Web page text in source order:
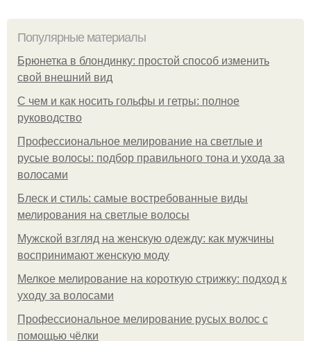
Популярные материалы
Брюнетка в блондинку: простой способ изменить
свой внешний вид
С чем и как носить гольфы и гетры: полное
руководство
Профессиональное мелирование на светлые и
русые волосы: подбор правильного тона и ухода за
волосами
Блеск и стиль: самые востребованные виды
мелирования на светлые волосы
Мужской взгляд на женскую одежду: как мужчины
воспринимают женскую моду
Мелкое мелирование на короткую стрижку: подход к
уходу за волосами
Профессиональное мелирование русых волос с
помощью чёлки